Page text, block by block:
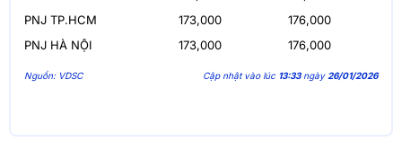
PNJ TP.HCM
173,000
176,000
PNJ HÀ NỘI
173,000 176,000
Nguồn: VDSC Cập nhật vào lúc 13:33ngày 26/01/2026